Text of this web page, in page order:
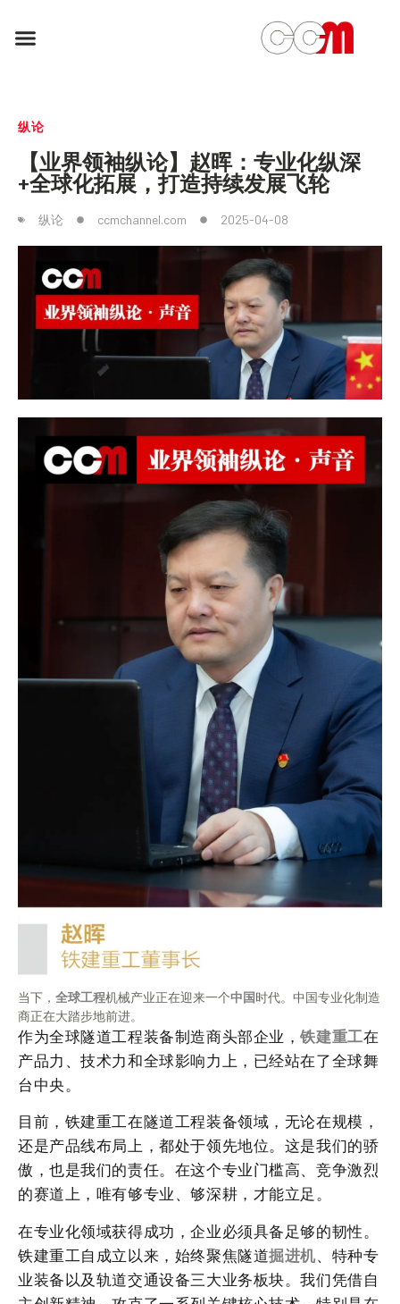
纵论
【业界领袖纵论】赵晖：专业化纵深
+全球化拓展，打造持续发展飞轮
纵论 ccmchannel.com 2025-04-08
当下， 全球工程机械产业正在迎来一个中国时代。中国专业化制造
商正在大踏步地前进。
作为全球隧道工程装备制造商头部企业，铁建重工在
产品力、技术力和全球影响力上，已经站在了全球舞
台中央。
目前，铁建重工在隧道工程装备领域，无论在规模，
还是产品线布局上，都处于领先地位。这是我们的骄
傲，也是我们的责任。在这个专业门槛高、竞争激烈
的赛道上，唯有够专业、够深耕，才能立足。
在专业化领域获得成功，企业必须具备足够的韧性。
铁建重工自成立以来，始终聚焦隧道掘进机、特种专
业装备以及轨道交通设备三大业务板块。我们凭借自